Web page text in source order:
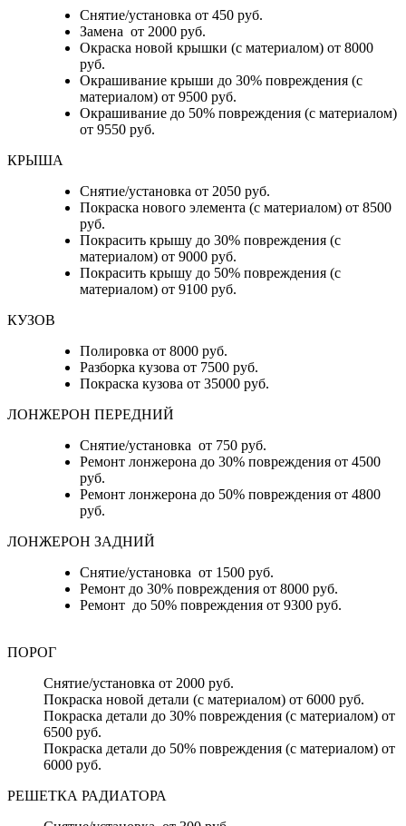
Снятие/установка от 450 руб.
Замена от 2000 руб.
Окраска новой крышки (с материалом) от 8000
руб.
Окрашивание крыши до 30% повреждения (с
материалом) от 9500 руб.
Окрашивание до 50% повреждения (с материалом)
от 9550 руб.
КРЫША
Снятие/установка от 2050 руб.
Покраска нового элемента (с материалом) от 8500
руб.
Покрасить крышу до 30% повреждения (с
материалом) от 9000 руб.
Покрасить крышу до 50% повреждения (с
материалом) от 9100 руб.
КУЗОВ
Полировка от 8000 руб.
Разборка кузова от 7500 руб.
Покраска кузова от 35000 руб.
ЛОНЖЕРОН ПЕРЕДНИЙ
Снятие/установка от 750 руб.
Ремонт лонжерона до 30% повреждения от 4500
руб.
Ремонт лонжерона до 50% повреждения от 4800
руб.
ЛОНЖЕРОН ЗАДНИЙ
Снятие/установка от 1500 руб.
Ремонт до 30% повреждения от 8000 руб.
Ремонт до 50% повреждения от 9300 руб.
ПОРОГ
Снятие/установка от 2000 руб.
Покраска новой детали (с материалом) от 6000 руб.
Покраска детали до 30% повреждения (с материалом) от
6500 руб.
Покраска детали до 50% повреждения (с материалом) от
6000 руб.
РЕШЕТКА РАДИАТОРА